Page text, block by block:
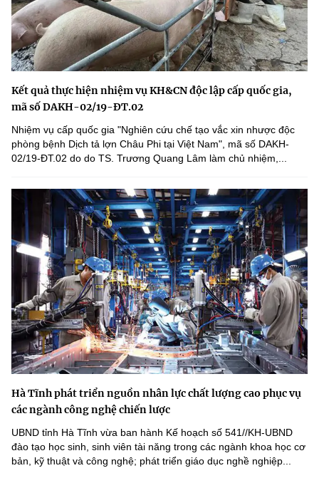
Kết quả thực hiện nhiệm vụ KH&CN độc lập cấp quốc gia,
mã số DAKH-02/19-ĐT.02
Nhiệm vụ cấp quốc gia "Nghiên cứu chế tạo vắc xin nhược độc
phòng bệnh Dịch tả lợn Châu Phi tại Việt Nam", mã số DAKH-
02/19-ĐT.02 do do TS. Trương Quang Lâm làm chủ nhiệm,...
Hà Tĩnh phát triển nguồn nhân lực chất lượng cao phục vụ
các ngành công nghệ chiến lược
UBND tỉnh Hà Tĩnh vừa ban hành Kế hoạch số 541//KH-UBND
đào tạo học sinh, sinh viên tài năng trong các ngành khoa học cơ
bản, kỹ thuật và công nghệ; phát triển giáo dục nghề nghiệp...